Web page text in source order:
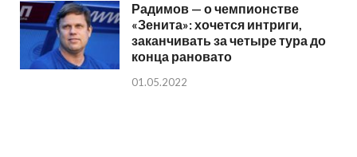
Радимов — о чемпионстве
«Зенита»: хочется интриги,
заканчивать за четыре тура до
конца рановато
01.05.2022